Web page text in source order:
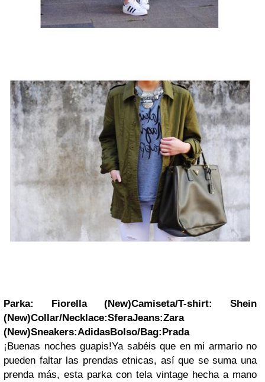
Parka: Fiorella (New)Camiseta/T-shirt: Shein
(New)Collar/Necklace:SferaJeans:Zara
(New)Sneakers:AdidasBolso/Bag:Prada
¡Buenas noches guapis!Ya sabéis que en mi armario no
pueden faltar las prendas etnicas, así que se suma una
prenda más, esta parka con tela vintage hecha a mano